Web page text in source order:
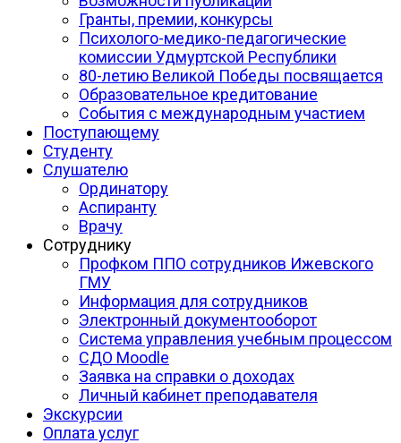
Гранты, премии, конкурсы
Психолого-медико-педагогические
комиссии Удмуртской Республики
80-летию Великой Победы посвящается
Образовательное кредитование
События с международным участием
Поступающему
Студенту
Слушателю
Ординатору
Аспиранту
Врачу
Сотруднику
Профком ППО сотрудников Ижевского
ГМУ
Информация для сотрудников
Электронный документооборот
Система управления учебным процессом
СДО Moodle
Заявка на справки о доходах
Личный кабинет преподавателя
Экскурсии
Оплата услуг